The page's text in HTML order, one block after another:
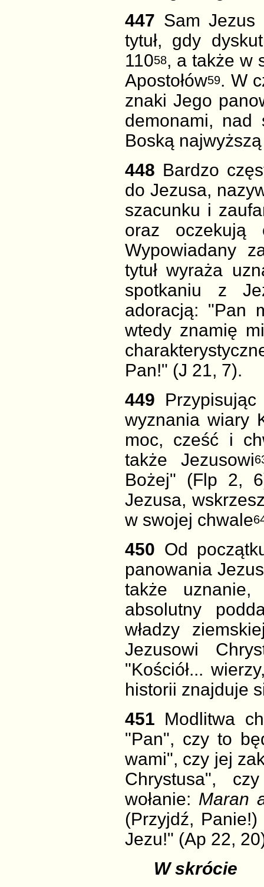
447 Sam Jezus
tytuł, gdy
11058, a także w
Apostołów59. W
znakiJego
demonami, nad
Boską najwyższą
448 Bardzo
do Jezusa,
szacunku i
oraz oczekują
Wypowiadany
tytuł wyraża
spotkaniu z
adoracją: "Pan
wtedy znamię
Pan!" (J 21, 7).
449
wyznania wiary
moc, cześć i
także Jezusowi
Bożej" (Flp 2,
Jezusa,
w swojej chwale
450 Od
panowania
także
absolutny
władzy
Jezusowi
"Kościół...
historii znajduje
451 Modlitwa
"Pan", czy to
wami", czy jej
Chrystusa",
wołanie: Maran
(Przyjdź,
Jezu!" (Ap 22,
W skrócie